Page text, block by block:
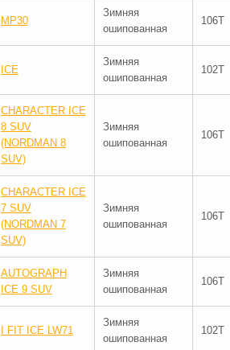
MP30
Зимняя
ошипованная
106T
ICE
Зимняя
ошипованная
102T
CHARACTER ICE
8 SUV
(NORDMAN 8
SUV)
Зимняя
ошипованная
106T
CHARACTER ICE
7 SUV
(NORDMAN 7
SUV)
Зимняя
ошипованная
106T
AUTOGRAPH
ICE 9 SUV
Зимняя
ошипованная
106T
I FIT ICE LW71
Зимняя
ошипованная
102T